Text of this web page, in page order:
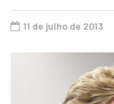
11 de julho de 2013